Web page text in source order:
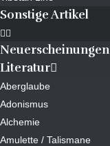
Sonstige Artikel
Neuerscheinungen
Literatur
Aberglaube
Adonismus
Alchemie
Amulette / Talismane